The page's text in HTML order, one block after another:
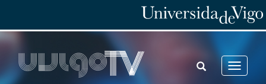
Toggle
TOGGLE
SEARCH